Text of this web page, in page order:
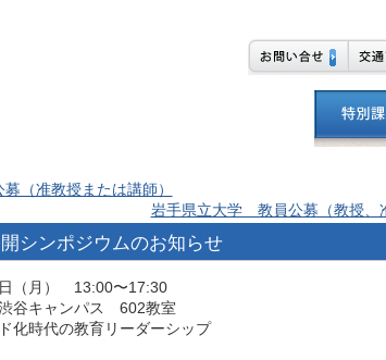
（准教授または講師）
岩手県立大学 教員公募（教授、
シンポジウムのお知らせ
日（月） 13:00〜17:30
谷キャンパス 602教室
化時代の教育リーダーシップ